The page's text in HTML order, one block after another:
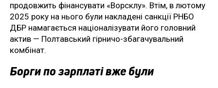
продовжить фінансувати «Ворсклу». Втім, в лютому
2025 року на нього були накладені санкції РНБО
ДБР намагається націоналізувати його головний
актив — Полтавський гірничо-збагачувальний
комбінат.
Борги по зарплаті вже були